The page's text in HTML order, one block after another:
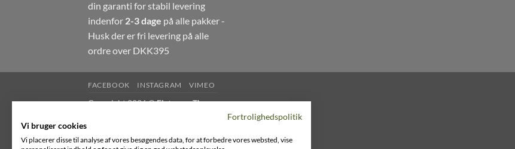
din garanti for stabil levering
indenfor 2-3 dage på alle pakker -
Husk der er fri levering på alle
ordre over DKK395
FACEBOOK INSTAGRAM VIMEO
Copyright 2026 ©Flatsome Theme
Fortrolighedspolitik
Vi bruger cookies
Vi placerer disse til analyse af vores besøgendes data, for at forbedre vores websted, vise